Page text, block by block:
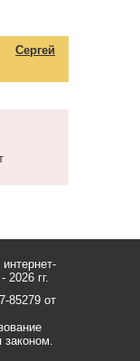
Сергей
2026 гг.
85279 от